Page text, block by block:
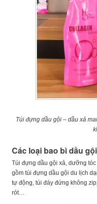
Túi đựng dầu gội – dầu xả
Các loại bao bì dầu
Túi đựng dầu gội xả, dưỡng
gồm túi đựng dầu gội du lịch
tự động, túi đáy đứng không
rót…